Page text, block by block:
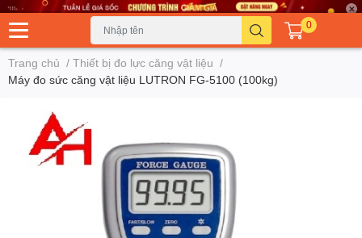
0
Trang chủ / Thiết bị đo lực căng vật liệu /
Máy đo sức căng vật liệu LUTRON FG-5100 (100kg)